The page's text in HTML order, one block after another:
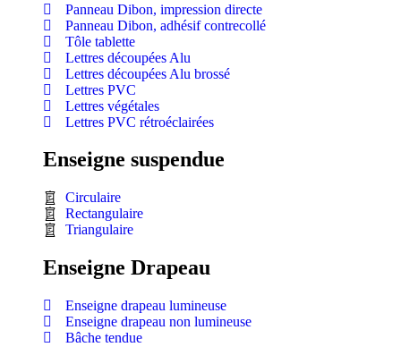
Panneau Dibon, impression directe
Panneau Dibon, adhésif contrecollé
Tôle tablette
Lettres découpées Alu
Lettres découpées Alu brossé
Lettres PVC
Lettres végétales
Lettres PVC rétroéclairées
Enseigne suspendue
Circulaire
Rectangulaire
Triangulaire
Enseigne Drapeau
Enseigne drapeau lumineuse
Enseigne drapeau non lumineuse
Bâche tendue